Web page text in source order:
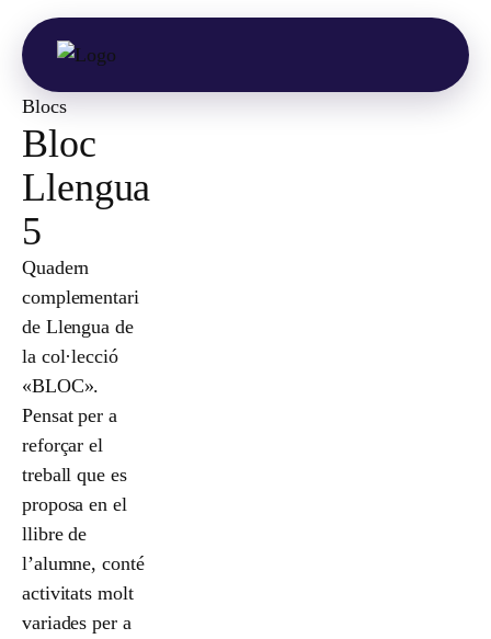
Blocs
Bloc
Llengua
5
Quadern
complementari
de Llengua de
la col·lecció
«BLOC».
Pensat per a
reforçar el
treball que es
proposa en el
llibre de
l’alumne, conté
activitats molt
variades per a